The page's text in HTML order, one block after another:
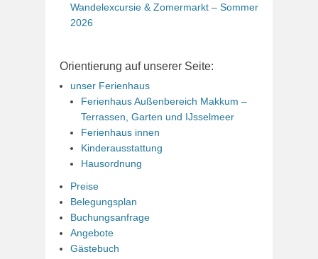
Wandelexcursie & Zomermarkt – Sommer
2026
Orientierung auf unserer Seite:
unser Ferienhaus
Ferienhaus Außenbereich Makkum –
Terrassen, Garten und IJsselmeer
Ferienhaus innen
Kinderausstattung
Hausordnung
Preise
Belegungsplan
Buchungsanfrage
Angebote
Gästebuch